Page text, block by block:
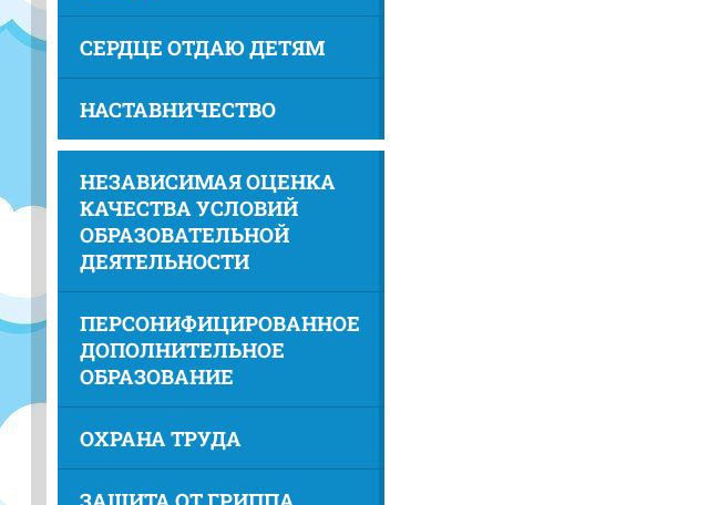
СЕРДЦЕ ОТДАЮ ДЕТЯМ
НАСТАВНИЧЕСТВО
НЕЗАВИСИМАЯ ОЦЕНКА
КАЧЕСТВА УСЛОВИЙ
ОБРАЗОВАТЕЛЬНОЙ
ДЕЯТЕЛЬНОСТИ
ПЕРСОНИФИЦИРОВАННОЕ
ДОПОЛНИТЕЛЬНОЕ
ОБРАЗОВАНИЕ
ОХРАНА ТРУДА